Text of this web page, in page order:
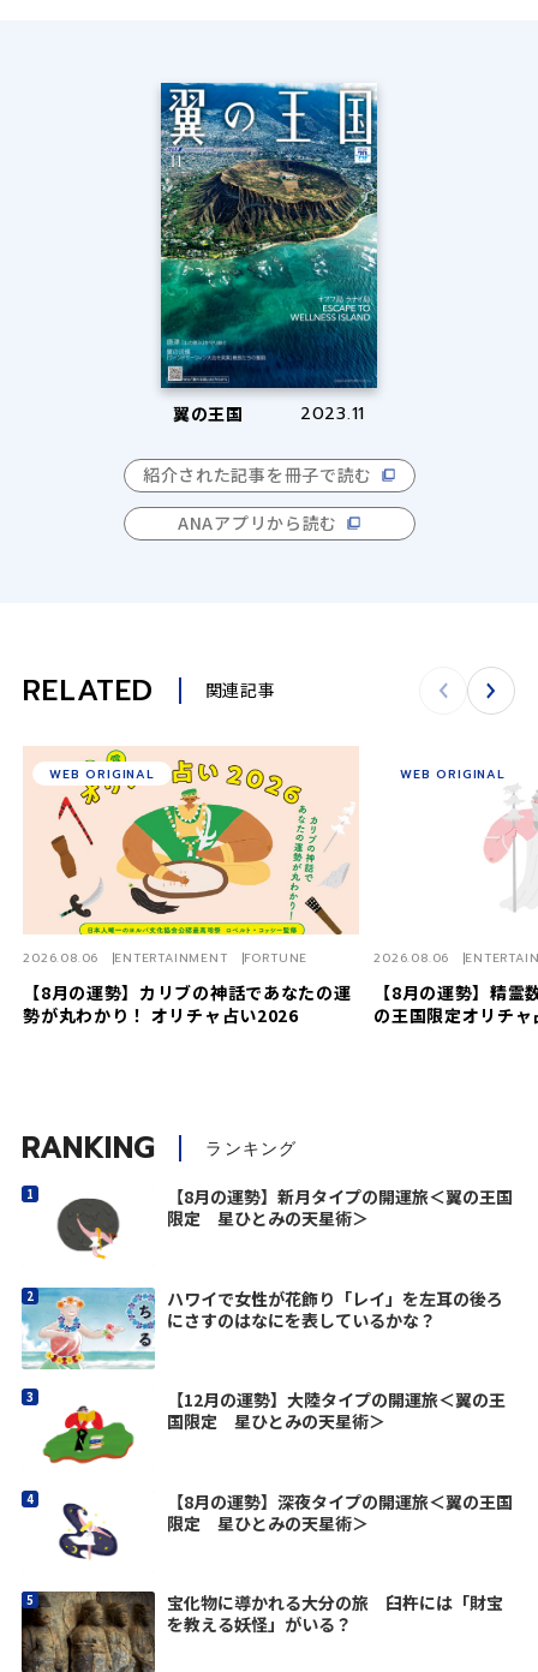
翼の王国 2023.11
紹介された記事を冊子で読む
ANAアプリから読む
RELATED 関連記事
【8月の運勢】カリブの神話であなたの運
勢が丸わかり！ オリチャ占い2026
2026.08.06 ENTERTAINMENT FORTUNE
WEB ORIGINAL
【8月の運勢】精霊
の王国限定オリチャ
2026.08.06
WEB ORIGINAL
RANKING ランキング
【8月の運勢】新月タイプの開運旅＜翼の王国
限定 星ひとみの天星術＞
ハワイで女性が花飾り「レイ」を左耳の後ろ
にさすのはなにを表しているかな？
【12月の運勢】大陸タイプの開運旅＜翼の王
国限定 星ひとみの天星術＞
【8月の運勢】深夜タイプの開運旅＜翼の王国
限定 星ひとみの天星術＞
宝化物に導かれる大分の旅 臼杵には「財宝
を教える妖怪」がいる？